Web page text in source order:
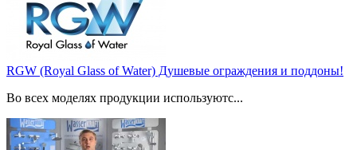
RGW (Royal Glass of Water) Душевые ограждения и поддоны!
Во всех моделях продукции используютс...